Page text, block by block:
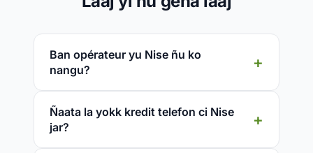
Ban opérateur yu Nise ñu ko
nangu?
Ñaata la yokk kredit telefon ci Nise
jar?